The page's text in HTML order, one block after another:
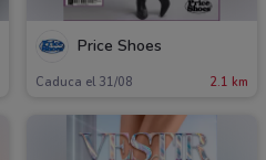
Price Shoes
Caduca el 31/08 2.1 km